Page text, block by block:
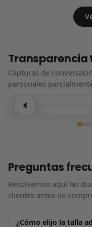
Transparencia
Capturas de
personales
Preguntas
Resolvemos aquí las
clientes antes de
¿Cómo elijo la talla